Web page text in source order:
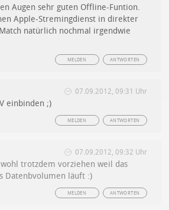
Augen sehr guten Offline-Funtion.
Apple-Stremingdienst in direkter
natürlich nochmal irgendwie
ANTWORTEN
MELDEN
07.09.2012, 09:31 Uhr
einbinden ;)
ANTWORTEN
MELDEN
07.09.2012, 09:32 Uhr
trotzdem vorziehen weil das
Datenbvolumen läuft :)
ANTWORTEN
MELDEN